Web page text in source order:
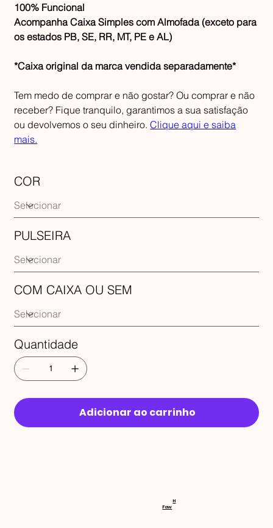
100% Funcional
Acompanha Caixa Simples com Almofada (exceto para
os estados PB, SE, RR, MT, PE e AL)
*Caixa original da marca vendida separadamente*
Tem medo de comprar e não gostar? Ou comprar e não
receber? Fique tranquilo, garantimos a sua satisfação
ou devolvemos o seu dinheiro.Clique aqui e saiba
mais.
COR
PULSEIRA
COM CAIXA OU SEM
Quantidade
Adicionar ao carrinho
RECEBA
Faw
H